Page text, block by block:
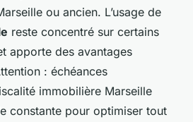
ou ancien. L’usage de
reste concentré sur certains
apporte des avantages
: échéances
immobilière Marseille
constante pour optimiser tout